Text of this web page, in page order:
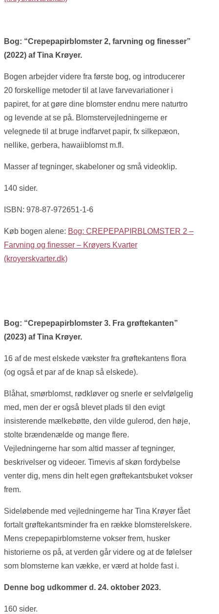
Bog: “Crepepapirblomster 2, farvning og finesser”
(2022) af Tina Krøyer.
Bogen arbejder videre fra første bog, og introducerer
20 forskellige metoder til at lave farvevariationer i
papiret, for at gøre dine blomster endnu mere naturtro
og levende at se på. Blomstervejledningerne er
velegnede til at bruge indfarvet papir, fx silkepæon,
nellike, gerbera, hawaiiblomst m.fl.
Masser af tegninger, skabeloner og små videoklip.
140 sider.
ISBN: 978-87-972651-1-6
Køb bogen alene: Bog: CREPEPAPIRBLOMSTER 2 –
Farvning og finesser – Krøyers Kvarter
(kroyerskvarter.dk)
Bog: “Crepepapirblomster 3. Fra grøftekanten”
(2023) af Tina Krøyer.
16 af de mest elskede vækster fra grøftekantens flora
(og også et par af de knap så elskede).
Blåhat, smørblomst, rødkløver og snerle er selvfølgelig
med, men der er også blevet plads til den evigt
insisterende mælkebøtte, den vilde gulerod, den høje,
stolte brændenælde og mange flere.
Vejledningerne har som altid masser af tegninger,
beskrivelser og videoer. Timevis af skøn fordybelse
venter dig, mens din helt egen grøftekantsbuket vokser
frem.
Sideløbende med vejledningerne har Tina Krøyer fået
fortalt grøftekantsminder fra en række blomsterelskere.
Mens crepepapirblomsterne vokser frem, husker
historierne os på, at verden går videre og at de følelser
som blomsterne kan vække, er værd at holde fast i.
Denne bog udkommer d. 24. oktober 2023.
160 sider.